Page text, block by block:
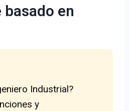
en
Industrial?
y